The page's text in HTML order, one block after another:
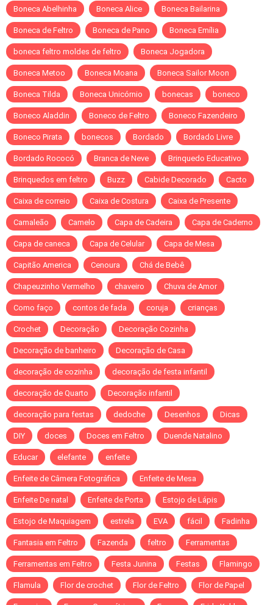
Boneca Abelhinha Boneca Alice Boneca Bailarina
Boneca de Feltro Boneca de Pano Boneca Emília
boneca feltro moldes de feltro Boneca Jogadora
Boneca Metoo Boneca Moana Boneca Sailor Moon
Boneca Tilda Boneca Unicórnio bonecas boneco
Boneco Aladdin Boneco de Feltro Boneco Fazendeiro
Boneco Pirata bonecos Bordado Bordado Livre
Bordado Rococó Branca de Neve Brinquedo Educativo
Brinquedos em feltro Buzz Cabide Decorado Cacto
Caixa de correio Caixa de Costura Caixa de Presente
Camaleão Camelo Capa de Cadeira Capa de Caderno
Capa de caneca Capa de Celular Capa de Mesa
Capitão America Cenoura Chá de Bebê
Chapeuzinho Vermelho chaveiro Chuva de Amor
Como faço contos de fada coruja crianças
Crochet Decoração Decoração Cozinha
Decoração de banheiro Decoração de Casa
decoração de cozinha decoração de festa infantil
decoração de Quarto Decoração infantil
decoração para festas dedoche Desenhos Dicas
DIY doces Doces em Feltro Duende Natalino
Educar elefante enfeite
Enfeite de Câmera Fotográfica Enfeite de Mesa
Enfeite De natal Enfeite de Porta Estojo de Lápis
Estojo de Maquiagem estrela EVA fácil Fadinha
Fantasia em Feltro Fazenda feltro Ferramentas
Ferramentas em Feltro Festa Junina Festas Flamingo
Flamula Flor de crochet Flor de Feltro Flor de Papel